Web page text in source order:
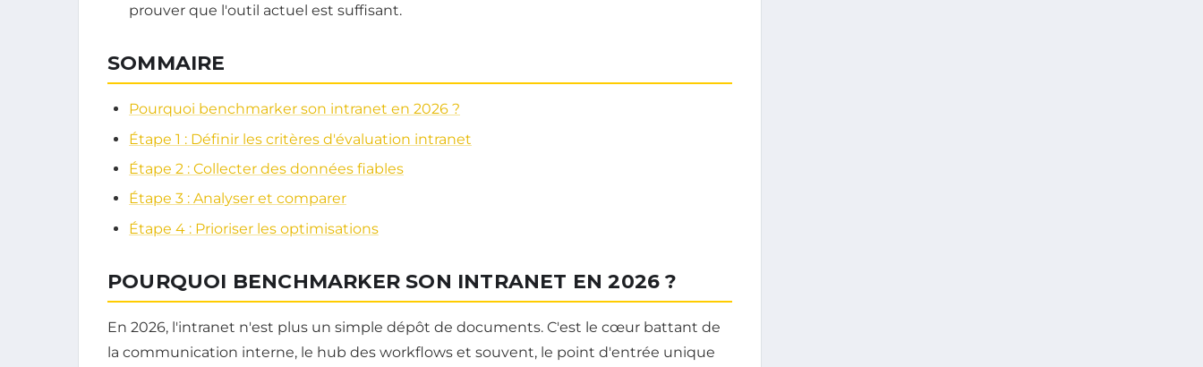
prouver que l'outil actuel est suffisant.
SOMMAIRE
Pourquoi benchmarker son intranet en 2026 ?
Étape 1 : Définir les critères d'évaluation intranet
Étape 2 : Collecter des données fiables
Étape 3 : Analyser et comparer
Étape 4 : Prioriser les optimisations
POURQUOI BENCHMARKER SON INTRANET EN 2026 ?
En 2026, l'intranet n'est plus un simple dépôt de documents. C'est le cœur battant de
la communication interne, le hub des workflows et souvent, le point d'entrée unique